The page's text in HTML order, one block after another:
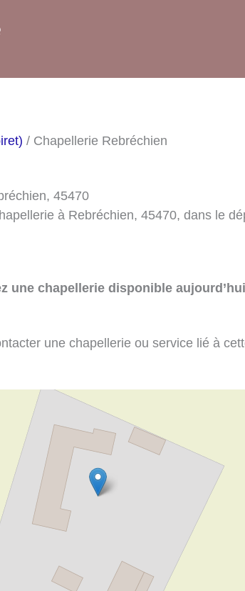
/ Chapellerie Rebréchien
45470
à Rebréchien, 45470, dans le
une chapellerie disponible
une chapellerie ou service lié à